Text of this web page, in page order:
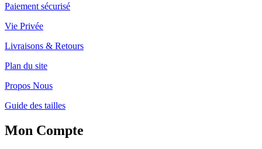
Paiement sécurisé
Vie Privée
Livraisons & Retours
Plan du site
Propos Nous
Guide des tailles
Mon Compte